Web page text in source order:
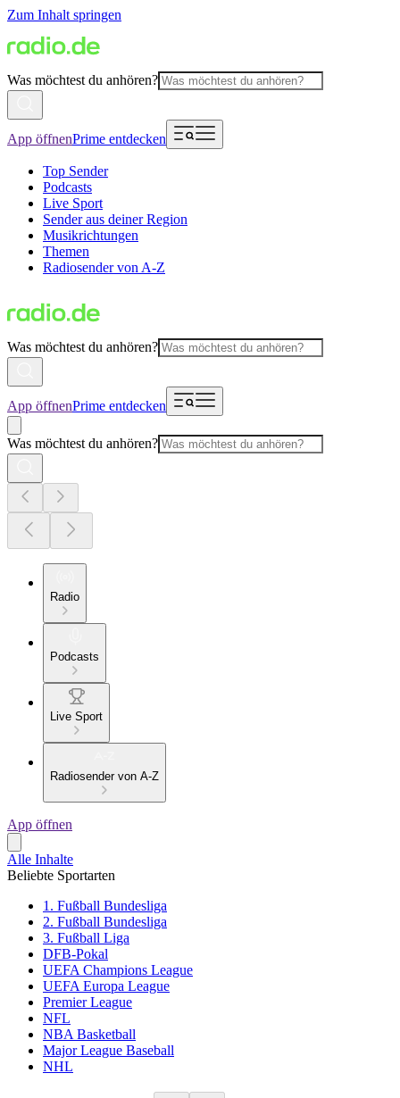
Zum Inhalt springen
Was möchtest du anhören?
App öffnenPrime entdecken
Top Sender
Podcasts
Live Sport
Sender aus deiner Region
Musikrichtungen
Themen
Radiosender von A-Z
Was möchtest du anhören?
App öffnenPrime entdecken
Was möchtest du anhören?
Radio
Podcasts
Live Sport
Radiosender von A-Z
App öffnen
Alle Inhalte
Beliebte Sportarten
1. Fußball Bundesliga
2. Fußball Bundesliga
3. Fußball Liga
DFB-Pokal
UEFA Champions League
UEFA Europa League
Premier League
NFL
NBA Basketball
Major League Baseball
NHL